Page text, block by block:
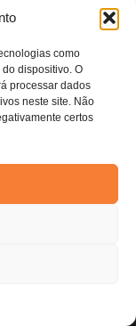
como
dispositivo. O
processar dados
neste site. Não
certos
Marketing
a melhor